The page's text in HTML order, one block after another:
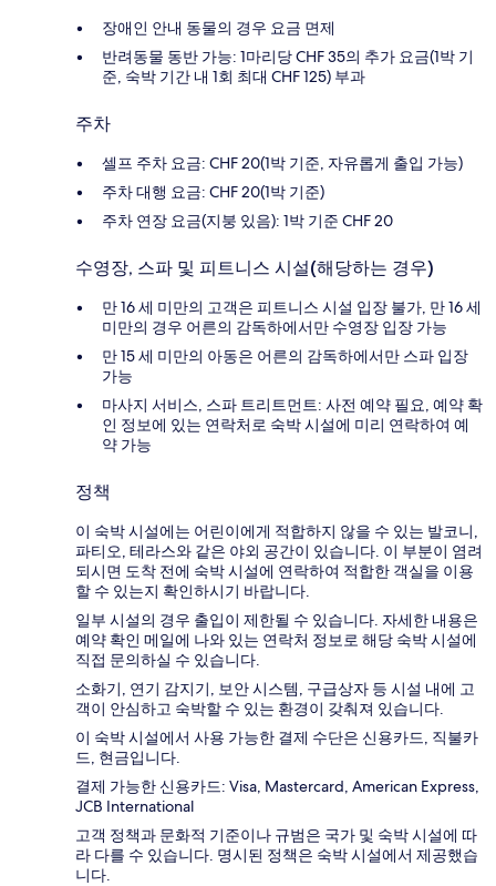
장애인 안내 동물의 경우 요금 면제
반려동물 동반 가능: 1마리당 CHF 35의 추가 요금(1박 기
준, 숙박 기간 내 1회 최대 CHF 125) 부과
주차
셀프 주차 요금: CHF 20(1박 기준, 자유롭게 출입 가능)
주차 대행 요금: CHF 20(1박 기준)
주차 연장 요금(지붕 있음): 1박 기준 CHF 20
수영장, 스파 및 피트니스 시설(해당하는 경우)
만 16 세 미만의 고객은 피트니스 시설 입장 불가, 만 16 세
미만의 경우 어른의 감독하에서만 수영장 입장 가능
만 15 세 미만의 아동은 어른의 감독하에서만 스파 입장
가능
마사지 서비스, 스파 트리트먼트: 사전 예약 필요, 예약 확
인 정보에 있는 연락처로 숙박 시설에 미리 연락하여 예
약 가능
정책
이 숙박 시설에는 어린이에게 적합하지 않을 수 있는 발코니,
파티오, 테라스와 같은 야외 공간이 있습니다. 이 부분이 염려
되시면 도착 전에 숙박 시설에 연락하여 적합한 객실을 이용
할 수 있는지 확인하시기 바랍니다.
일부 시설의 경우 출입이 제한될 수 있습니다. 자세한 내용은
예약 확인 메일에 나와 있는 연락처 정보로 해당 숙박 시설에
직접 문의하실 수 있습니다.
소화기, 연기 감지기, 보안 시스템, 구급상자 등 시설 내에 고
객이 안심하고 숙박할 수 있는 환경이 갖춰져 있습니다.
이 숙박 시설에서 사용 가능한 결제 수단은 신용카드, 직불카
드, 현금입니다.
결제 가능한 신용카드: Visa, Mastercard, American Express,
JCB International
고객 정책과 문화적 기준이나 규범은 국가 및 숙박 시설에 따
라 다를 수 있습니다. 명시된 정책은 숙박 시설에서 제공했습
니다.